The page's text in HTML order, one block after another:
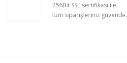
462,14 TL
256Bit SSL sertifikası ile
tüm siparişleriniz güvende.